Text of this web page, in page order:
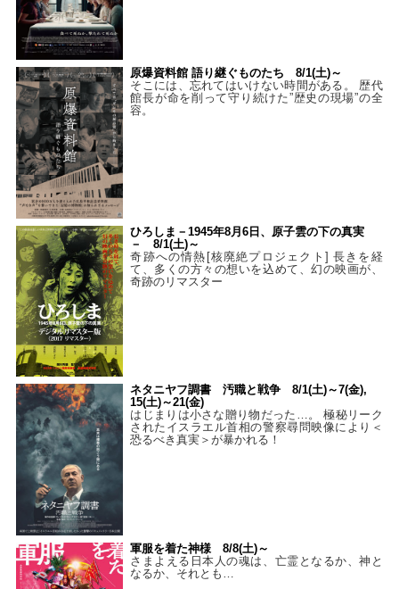
原爆資料館 語り継ぐものたち 8/1(土)～
そこには、忘れてはいけない時間がある。 歴代
館長が命を削って守り続けた”歴史の現場”の全
容。
ひろしま－1945年8月6日、原子雲の下の真実
－ 8/1(土)～
奇跡への情熱[核廃絶プロジェクト] 長きを経
て、多くの方々の想いを込めて、幻の映画が、
奇跡のリマスター
ネタニヤフ調書 汚職と戦争 8/1(土)～7(金),
15(土)～21(金)
はじまりは小さな贈り物だった…。 極秘リーク
されたイスラエル首相の警察尋問映像により＜
恐るべき真実＞が暴かれる！
軍服を着た神様 8/8(土)～
さまよえる日本人の魂は、亡霊となるか、神と
なるか、それとも…